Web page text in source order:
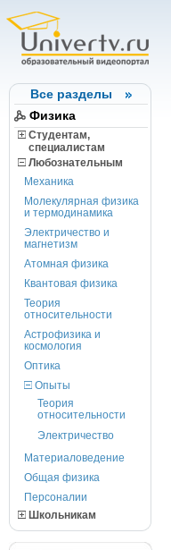
Все разделы
Физика
Студентам,
cпециалистам
Любознательным
Механика
Молекулярная физика
и термодинамика
Электричество и
магнетизм
Атомная физика
Квантовая физика
Теория
относительности
Астрофизика и
космология
Оптика
Опыты
Теория
относительности
Электричество
Материаловедение
Общая физика
Персоналии
Школьникам